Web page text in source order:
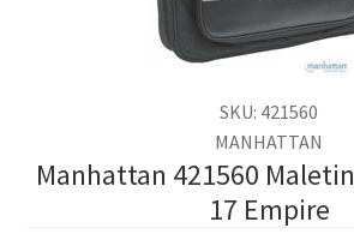
SKU: 421560
MANHATTAN
Manhattan 421560
17 Empire